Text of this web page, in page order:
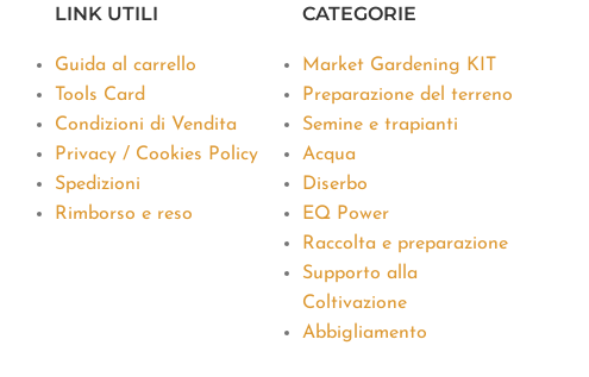
LINK UTILI
Guida al carrello
Tools Card
Condizioni di Vendita
Privacy / Cookies Policy
Spedizioni
Rimborso e reso
CATEGORIE
Market Gardening KIT
Preparazione del terreno
Semine e trapianti
Acqua
Diserbo
EQ Power
Raccolta e preparazione
Supporto alla
Coltivazione
Abbigliamento